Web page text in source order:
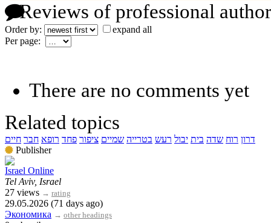
Reviews of professional
Order by:
expand all
Per page:
There are no comments yet
Related topics
דרון רוח שדה בית יבול רעש בטרייה שמיים ציפור פחד רופא חבר חיים
Publisher
Israel Online
Tel Aviv, Israel
27 views → rating
29.05.2026 (71 days ago)
Экономика → other headings